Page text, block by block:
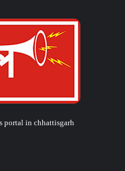
portal in chhattisgarh